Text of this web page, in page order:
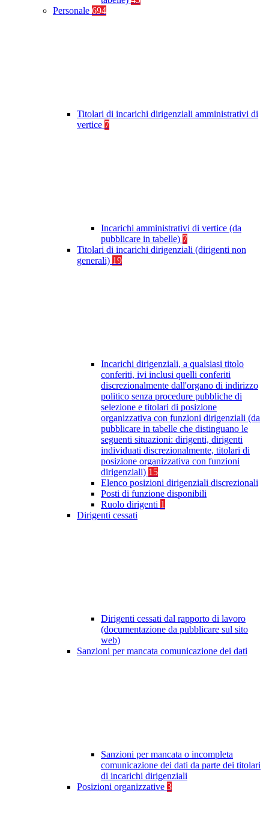
Personale 694
Titolari di incarichi dirigenziali amministrativi di
vertice 7
Incarichi amministrativi di vertice (da
pubblicare in tabelle) 7
Titolari di incarichi dirigenziali (dirigenti non
generali) 19
Incarichi dirigenziali, a qualsiasi titolo
conferiti, ivi inclusi quelli conferiti
discrezionalmente dall'organo di indirizzo
politico senza procedure pubbliche di
selezione e titolari di posizione
organizzativa con funzioni dirigenziali (da
pubblicare in tabelle che distinguano le
seguenti situazioni: dirigenti, dirigenti
individuati discrezionalmente, titolari di
posizione organizzativa con funzioni
dirigenziali) 15
Elenco posizioni dirigenziali discrezionali
Posti di funzione disponibili
Ruolo dirigenti 1
Dirigenti cessati
Dirigenti cessati dal rapporto di lavoro
(documentazione da pubblicare sul sito
web)
Sanzioni per mancata comunicazione dei dati
Sanzioni per mancata o incompleta
comunicazione dei dati da parte dei titolari
di incarichi dirigenziali
Posizioni organizzative 3